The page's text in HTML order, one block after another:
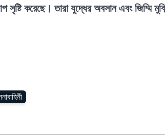
সৃষ্টি করেছে। তারা যুদ্ধের অবসান এবং জিম্মি